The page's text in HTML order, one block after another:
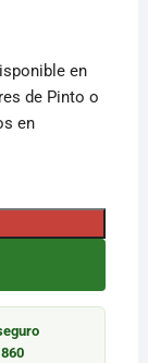
en
de Pinto o
en